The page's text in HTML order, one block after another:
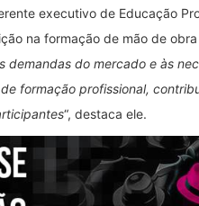
executivo de Educação
na formação de mão de
demandas do mercado e às
formação profissional,
“, destaca ele.